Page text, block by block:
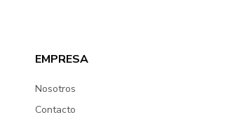
EMPRESA
Nosotros
Contacto